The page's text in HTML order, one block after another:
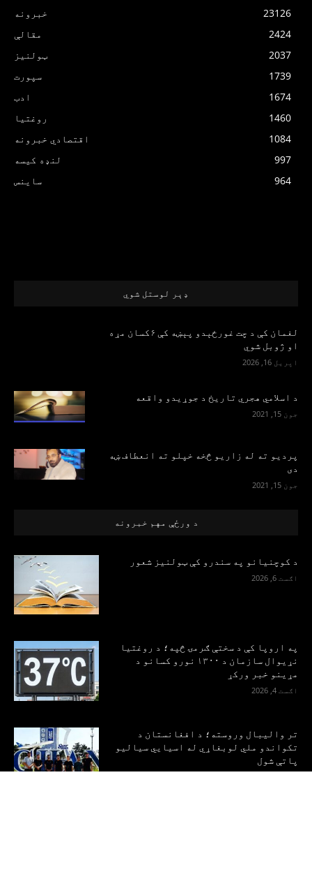
خبرونه
23126
مقالې
2424
ټولنیز
2037
سپورت
1739
ادب
1674
روغتیا
1460
اقتصادي خبرونه
1084
لنډه کیسه
997
ساینس
964
ډېر لوستل شوي
لغمان کې د چت غورځېدو پېښه کې ۶کسان مړه
او ژوبل شوي
اپریل 16, 2026
د اسلامي هجري تاریخ د جوړیدو واقعه
جون 15, 2021
پرديو ته له زاريو څخه خپلو ته انعطاف ښه
دی
جون 15, 2021
د ورځې مهم خبرونه
د کوچنیانو په سندرو کې ټولنیز شعور
اګست 6, 2026
په اروپا کې د سختې ګرمۍ څپه؛ د روغتیا
نړیوال سازمان د ۱۳۰۰ نورو کسانو د
مړینو خبر ورکړ
اګست 4, 2026
تر والیبال وروسته؛ د افغانستان د
تکواندو ملي لوبغاړي له اسیايي سیالیو
پاتې شول